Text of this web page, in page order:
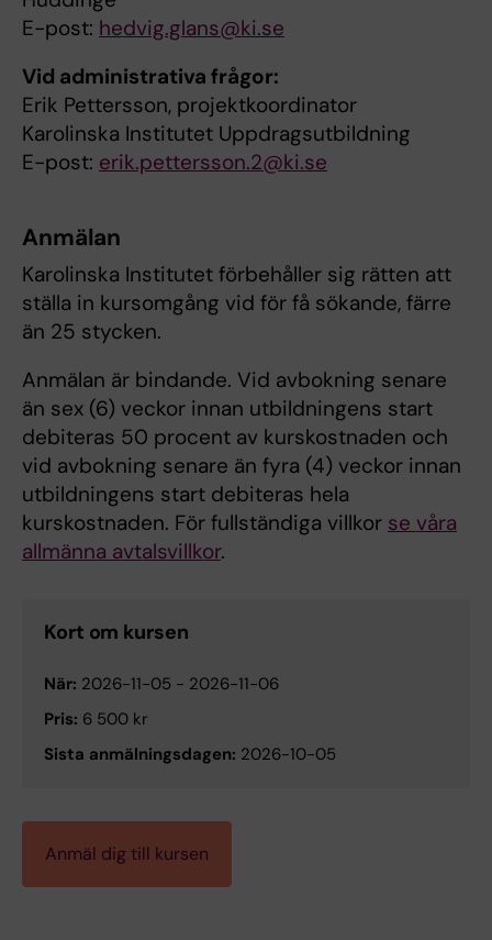
E-post: hedvig.glans@ki.se
Vid administrativa frågor:
Erik Pettersson, projektkoordinator
Karolinska Institutet Uppdragsutbildning
E-post: erik.pettersson.2@ki.se
Anmälan
Karolinska Institutet förbehåller sig rätten att
ställa in kursomgång vid för få sökande, färre
än 25 stycken.
Anmälan är bindande. Vid avbokning senare
än sex (6) veckor innan utbildningens start
debiteras 50 procent av kurskostnaden och
vid avbokning senare än fyra (4) veckor innan
utbildningens start debiteras hela
kurskostnaden. För fullständiga villkor se våra
allmänna avtalsvillkor.
Kort om kursen
När: 2026-11-05 - 2026-11-06
Pris: 6 500 kr
Sista anmälningsdagen: 2026-10-05
Anmäl dig till kursen